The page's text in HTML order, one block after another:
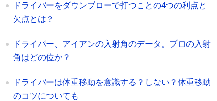
ドライバーをダウンブローで打つことの4つの利点と
欠点とは？
ドライバー、アイアンの入射角のデータ。プロの入射
角はどの位か？
ドライバーは体重移動を意識する？しない？体重移動
のコツについても